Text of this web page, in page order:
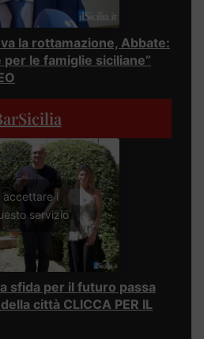
la rottamazione, Abbate:
le famiglie siciliane”
accettare i
servizio
sfida per il futuro passa
città CLICCA PER IL